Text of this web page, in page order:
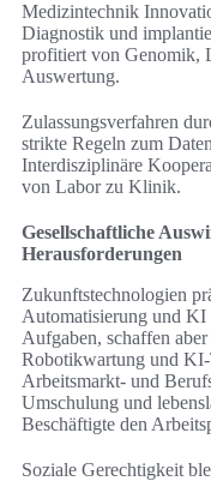
Medizintechnik
Diagnostik und
profitiert von Genomik,
Auswertung.
Zulassungsverfahren
strikte Regeln zum
Interdisziplinäre
von Labor zu Klinik.
Gesellschaftliche
Herausforderungen
Zukunftstechnologien
Automatisierung und
Aufgaben, schaffen
Robotikwartung und
Arbeitsmarkt- und
Umschulung und
Beschäftigte den
Soziale Gerechtigkeit